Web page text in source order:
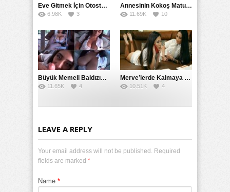
Eve Gitmek İçin Otostop Çeken Üniversiteli Bedelini Ödedi
6.98K 3
Annesinin Kokoş Mature Arkadaşı Tarafından Saksoya Uğradı
11.69K 10
Büyük Memeli Baldızının Takipçilerinin Çoğalması İçin Yardım Etti
11.65K 4
Merve’lerde Kalmaya Gelen Liseli Kız Fanteziyi Dibine Verdirdi
10.51K 4
LEAVE A REPLY
Your email address will not be published. Required
fields are marked *
Name *